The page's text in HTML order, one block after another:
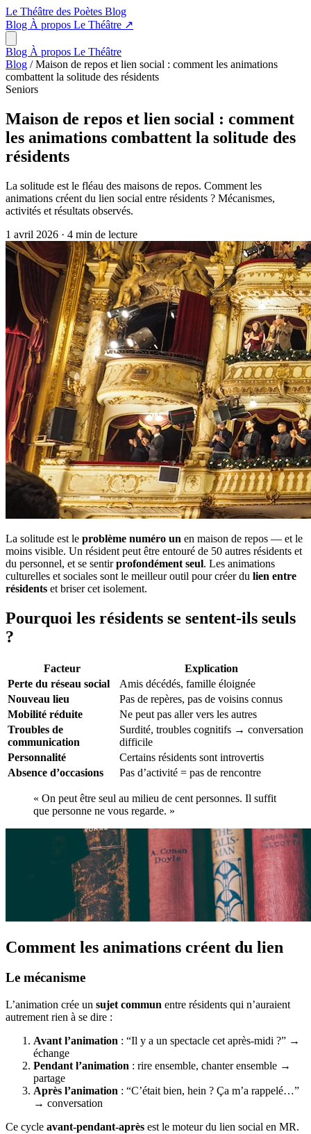
Le Théâtre des Poètes Blog
Blog À propos Le Théâtre ↗
Blog À propos Le Théâtre
Blog / Maison de repos et lien social : comment les animations
combattent la solitude des résidents
Seniors
Maison de repos et lien social : comment
les animations combattent la solitude des
résidents
La solitude est le fléau des maisons de repos. Comment les
animations créent du lien social entre résidents ? Mécanismes,
activités et résultats observés.
1 avril 2026 · 4 min de lecture
La solitude est le problème numéro un en maison de repos — et le
moins visible. Un résident peut être entouré de 50 autres résidents et
du personnel, et se sentirprofondément seul. Les animations
culturelles et sociales sont le meilleur outil pour créer du lien entre
résidents et briser cet isolement.
Pourquoi les résidents se sentent-ils seuls
?
Facteur
Explication
Perte du réseau social
Amis décédés, famille éloignée
Nouveau lieu
Pas de repères, pas de voisins connus
Mobilité réduite
Ne peut pas aller vers les autres
Troubles de
communication
Surdité, troubles cognitifs → conversation
difficile
Personnalité
Certains résidents sont introvertis
Absence d’occasions
Pas d’activité = pas de rencontre
« On peut être seul au milieu de cent personnes. Il suffit
que personne ne vous regarde. »
Comment les animations créent du lien
Le mécanisme
L’animation crée un sujet commun entre résidents qui n’auraient
autrement rien à se dire :
Avant l’animation : “Il y a un spectacle cet après-midi ?” →
échange
Pendant l’animation : rire ensemble, chanter ensemble →
partage
Après l’animation : “C’était bien, hein ? Ça m’a rappelé…”
→ conversation
Ce cycle avant-pendant-après est le moteur du lien social en MR.